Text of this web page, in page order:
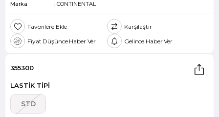
Marka
: CONTINENTAL
Favorilere Ekle
Karşılaştır
Fiyat Düşünce Haber Ver
Gelince Haber Ver
355300
LASTİK TİPİ
STD